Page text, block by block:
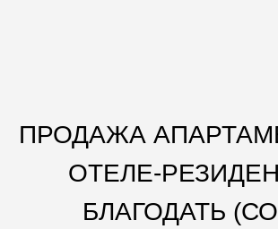
ПРОДАЖА
ОТЕЛЕ-
БЛАГОДАТЬ